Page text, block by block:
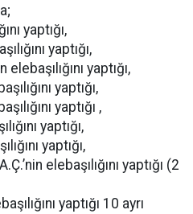
yaptığı,
yaptığı,
yaptığı,
yaptığı,
yaptığı ,
yaptığı,
yaptığı,
elebaşılığını yaptığı (2
yaptığı 10 ayrı